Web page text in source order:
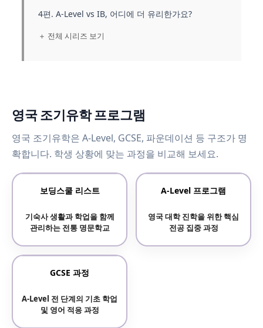
4편. A-Level vs IB, 어디에 더 유리한가요?
＋ 전체 시리즈 보기
영국 조기유학 프로그램
영국 조기유학은 A-Level, GCSE, 파운데이션 등 구조가 명
확합니다. 학생 상황에 맞는 과정을 비교해 보세요.
보딩스쿨 리스트
기숙사 생활과 학업을 함께
관리하는 전통 명문학교
A-Level 프로그램
영국 대학 진학을 위한 핵심
전공 집중 과정
GCSE 과정
A-Level 전 단계의 기초 학업
및 영어 적응 과정